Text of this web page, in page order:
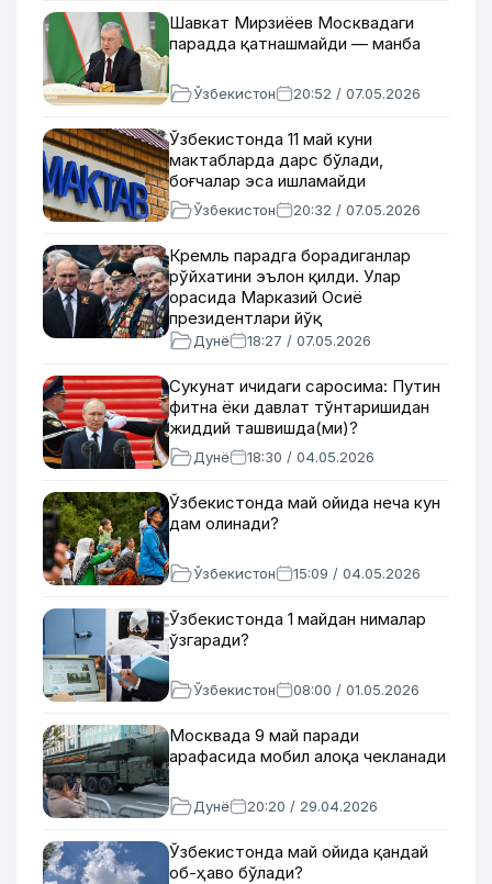
Шавкат Мирзиёев Москвадаги
парадда қатнашмайди — манба
Ўзбекистон 20:52 / 07.05.2026
Ўзбекистонда 11 май куни
мактабларда дарс бўлади,
боғчалар эса ишламайди
Ўзбекистон 20:32 / 07.05.2026
Кремль парадга борадиганлар
рўйхатини эълон қилди. Улар
орасида Марказий Осиё
президентлари йўқ
Дунё 18:27 / 07.05.2026
Сукунат ичидаги саросима: Путин
фитна ёки давлат тўнтаришидан
жиддий ташвишда(ми)?
Дунё 18:30 / 04.05.2026
Ўзбекистонда май ойида неча кун
дам олинади?
Ўзбекистон 15:09 / 04.05.2026
Ўзбекистонда 1 майдан нималар
ўзгаради?
Ўзбекистон 08:00 / 01.05.2026
Москвада 9 май паради
арафасида мобил алоқа чекланади
Дунё 20:20 / 29.04.2026
Ўзбекистонда май ойида қандай
об-ҳаво бўлади?